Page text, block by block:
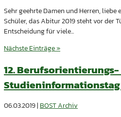
Sehr geehrte Damen und Herren,
Schüler, das Abitur 2019 steht vor der
Entscheidung für viele...
Nächste Einträge »
12.
Studieninformationstag
06.03.2019| BOST Archiv